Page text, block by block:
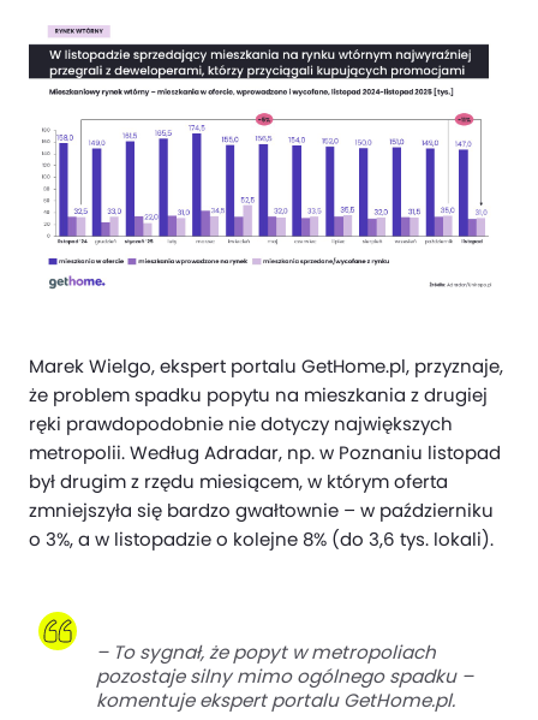
Marek Wielgo, ekspert portalu GetHome.pl, przyznaje,
że problem spadku popytu na mieszkania z drugiej
ręki prawdopodobnie nie dotyczy największych
metropolii. Według Adradar, np. w Poznaniu listopad
był drugim z rzędu miesiącem, w którym oferta
zmniejszyła się bardzo gwałtownie – w październiku
o 3%, a w listopadzie o kolejne 8% (do 3,6 tys. lokali).
– To sygnał, że popyt w metropoliach
pozostaje silny mimo ogólnego spadku–
komentuje ekspert portalu GetHome.pl.